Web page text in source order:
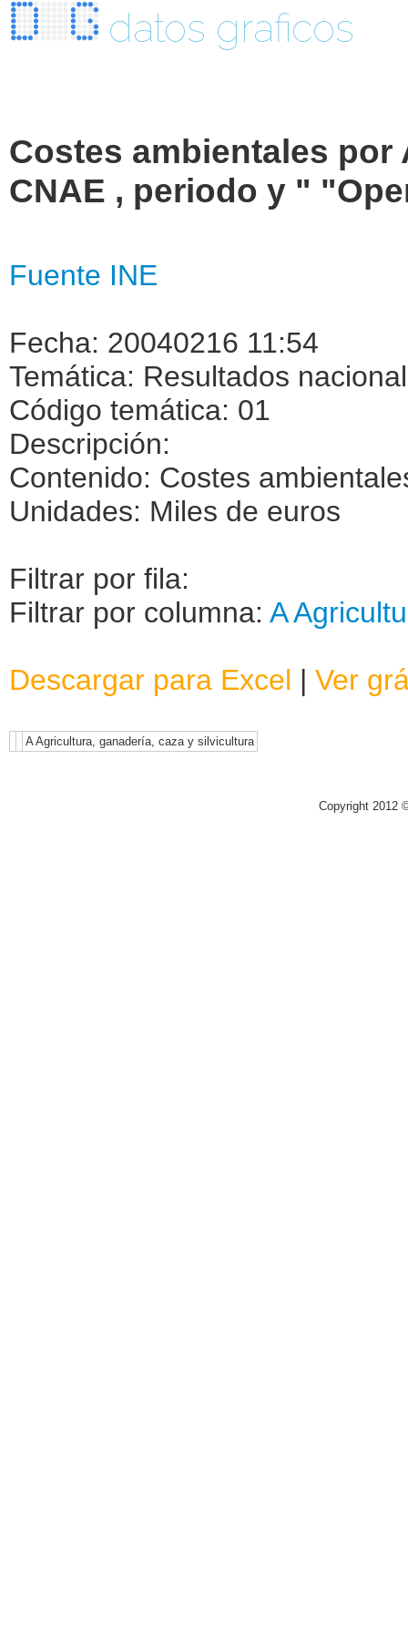
datos graficos
Costes ambientales
CNAE , periodo y "
Fuente INE
Fecha: 20040216 11:54
Temática: Resultados
Código temática: 01
Descripción:
Contenido: Costes
Unidades: Miles de euros
Filtrar por fila:
Filtrar por columna: A
Descargar para Excel | Ver
A Agricultura, ganadería, caza y silvicultura
Copyright 2012